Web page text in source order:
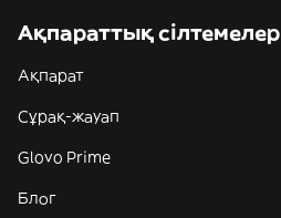
Ақпараттық сілтемелер
Ақпарат
Сұрақ-жауап
Glovo Prime
Блог